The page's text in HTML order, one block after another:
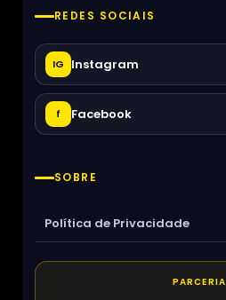
REDES SOCIAIS
IG Instagram
f Facebook
SOBRE
Política de Privacidade
PARCERIA